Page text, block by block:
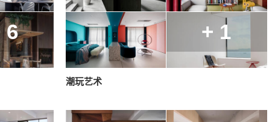
6 + 1
潮玩艺术